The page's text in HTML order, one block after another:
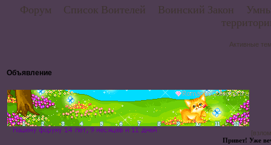
Форум Список Воителей Воинский Закон
Активные
Объявление
Привет! Уже